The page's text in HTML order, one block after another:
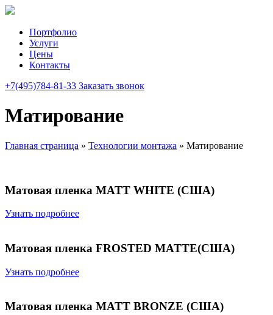
Портфолио
Услуги
Цены
Контакты
+7(495)784-81-33 Заказать звонок
Матирование
Главная страница » Технологии монтажа » Матирование
Матовая пленка MATT WHITE (США)
Узнать подробнее
Матовая пленка FROSTED MATTE(США)
Узнать подробнее
Матовая пленка MATT BRONZE (США)